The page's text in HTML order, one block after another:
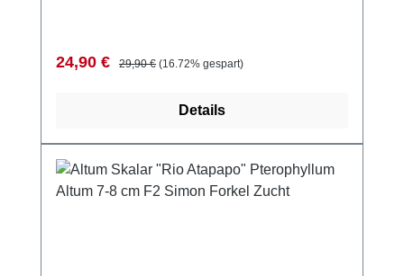
Verkaufspreis:
24,90 € Regulärer Preis:
29,90 € (16.72% gespart)
Details